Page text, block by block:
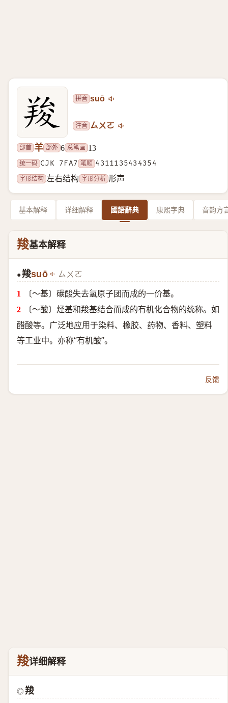
拼音 suō
注音 ㄙㄨㄛ
部首 羊 部外 6 总笔画 13
统一码 CJK 7FA7 笔顺 4311135434354
字形结构 左右结构 字形分析 形声
基本解释 详细解释 國語辭典 康熙字典 音韵方
羧基本解释
●羧suō ㄙㄨㄛ
〔～基〕碳酸失去氢原子团而成的一价基。
〔～酸〕烃基和羧基结合而成的有机化合物的统称。如
醋酸等。广泛地应用于染料、橡胶、药物、香料、塑料
等工业中。亦称“有机酸”。
反馈
羧详细解释
◎ 羧